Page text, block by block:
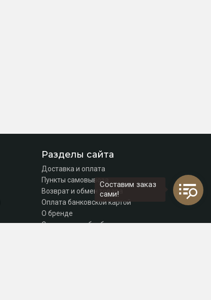
Разделы сайта
Доставка и оплата
Пункты самовывоза
Возврат и обмен товара
Оплата банковской картой
О бренде
Согласие на обработку персональных данных
Составим заказ
сами!